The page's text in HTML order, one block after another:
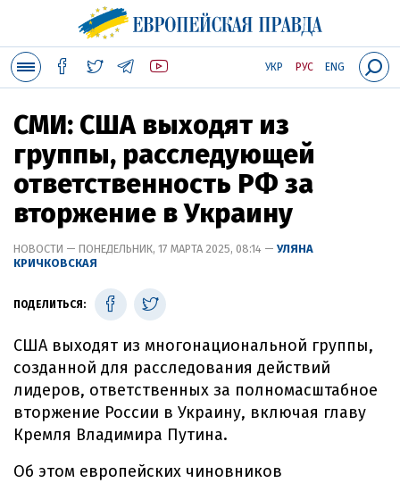
УКР РУС ENG
СМИ: США выходят из
группы, расследующей
ответственность РФ за
вторжение в Украину
НОВОСТИ — ПОНЕДЕЛЬНИК, 17 МАРТА 2025, 08:14 — УЛЯНА
КРИЧКОВСКАЯ
ПОДЕЛИТЬСЯ:
США выходят из многонациональной группы,
созданной для расследования действий
лидеров, ответственных за полномасштабное
вторжение России в Украину, включая главу
Кремля Владимира Путина.
Об этом европейских чиновников